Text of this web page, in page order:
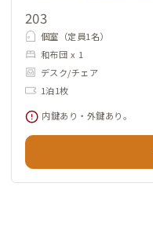
203
個室（定員1名）
和布団 x 1
デスク/チェア
1泊1枚
内鍵あり・外鍵あり。